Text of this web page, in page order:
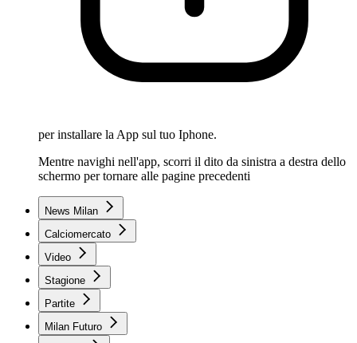
per installare la App sul tuo Iphone.
Mentre navighi nell'app, scorri il dito da sinistra a destra dello
schermo per tornare alle pagine precedenti
News Milan
Calciomercato
Video
Stagione
Partite
Milan Futuro